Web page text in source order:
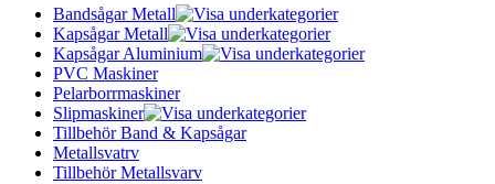
Bandsågar Metall
Kapsågar Metall
Kapsågar Aluminium
PVC Maskiner
Pelarborrmaskiner
Slipmaskiner
Tillbehör Band & Kapsågar
Metallsvatrv
Tillbehör Metallsvarv